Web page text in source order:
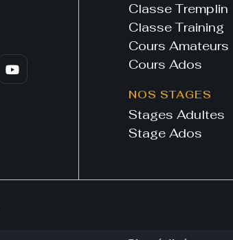
Classe Tremplin
Classe Training
Cours Amateurs
Cours Ados
NOS STAGES
Stages Adultes
Stage Ados